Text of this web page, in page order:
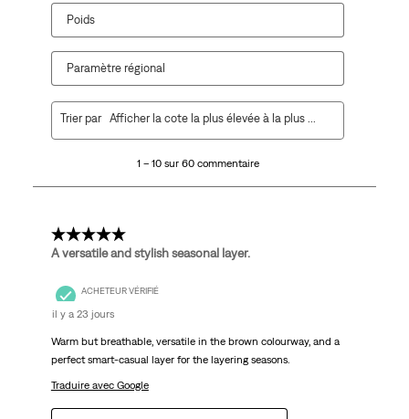
Poids
Paramètre régional
60
1 – 10 sur 60 commentaire
Trier par Afficher la cote la plus élevée à la plus faible
5 étoile(s) sur 5.
A versatile and stylish seasonal layer.
ACHETEUR VÉRIFIÉ
il y a 23 jours
Warm but breathable, versatile in the brown colourway, and a
perfect smart-casual layer for the layering seasons.
Traduire avec Google